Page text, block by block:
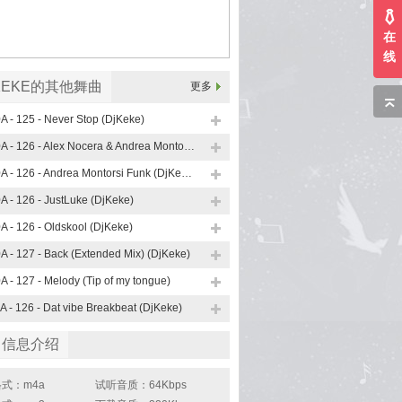
的其他舞曲 更多
- 125 - Never Stop (DjKeke)
10A - 126 - Alex Nocera & Andrea Montorsi Funk (Extended Mix)
10A - 126 - Andrea Montorsi Funk (DjKeke)
- 126 - JustLuke (DjKeke)
- 126 - Oldskool (DjKeke)
- 127 - Back (Extended Mix) (DjKeke)
- 127 - Melody (Tip of my tongue)
- 126 - Dat vibe Breakbeat (DjKeke)
息介绍
：m4a
试听音质：64Kbps
在
线